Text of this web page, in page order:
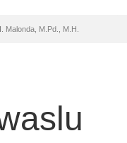
Malonda, M.Pd., M.H.